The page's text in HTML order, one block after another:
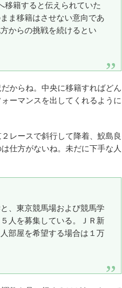
籍すると伝えられていた
ま移籍はさせない意向であ
からの挑戦を続けるとい
からね。中央に移籍すればどん
ーマンスを出してくれるように
レースで斜行して降着、鮫島良
仕方がないね。未だに下手な人
、東京競馬場および競馬学
人を募集している。ＪＲ新
部屋を希望する場合は１万